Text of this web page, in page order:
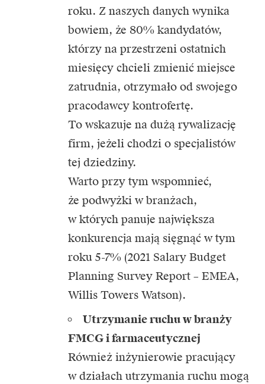
roku. Z naszych danych wynika
bowiem, że 80% kandydatów,
którzy na przestrzeni ostatnich
miesięcy chcieli zmienić miejsce
zatrudnia, otrzymało od swojego
pracodawcy kontrofertę.
To wskazuje na dużą rywalizację
firm, jeżeli chodzi o specjalistów
tej dziedziny.
Warto przy tym wspomnieć,
że podwyżki w branżach,
w których panuje największa
konkurencja mają sięgnąć w tym
roku 5-7% (2021 Salary Budget
Planning Survey Report – EMEA,
Willis Towers Watson).
Utrzymanie ruchu w branży
FMCG i farmaceutycznej
Również inżynierowie pracujący
w działach utrzymania ruchu mogą